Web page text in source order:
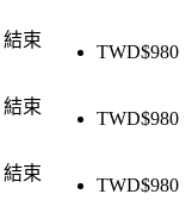
結束
TWD$980
結束
TWD$980
結束
TWD$980